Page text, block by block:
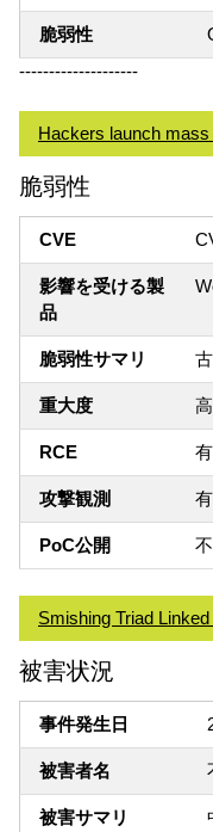
脆弱性
--------------------
Hackers launch
脆弱性
CVE
影響を受ける製
品
脆弱性サマリ
重大度
RCE 有
攻撃観測 有
PoC公開
Smishing Triad
被害状況
事件発生日
被害者名
被害サマリ